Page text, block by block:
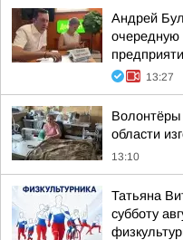
Андрей
очередную
13:27
Волонтёры
области
13:10
Татьяна
субботу